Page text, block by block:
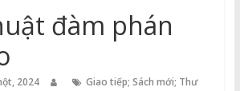
đàm phán
2024
Giao tiếp; Sách mới; Thư